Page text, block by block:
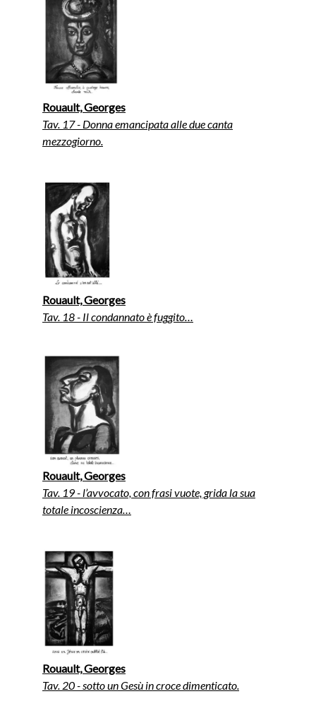
Rouault, Georges
Tav. 17 - Donna emancipata alle due canta
mezzogiorno.
Rouault, Georges
Tav. 18 - Il condannato è fuggito…
Rouault, Georges
Tav. 19 - l’avvocato, con frasi vuote, grida la sua
totale incoscienza…
Rouault, Georges
Tav. 20 - sotto un Gesù in croce dimenticato.